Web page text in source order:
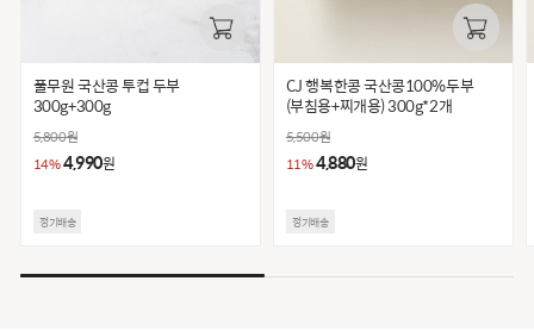
풀무원 국산콩 투컵 두부
300g+300g
5,800원
14%4,990원
정기배송
CJ 행복한콩 국산콩100%두부
(부침용+찌개용) 300g*2개
5,500원
11%4,880원
정기배송